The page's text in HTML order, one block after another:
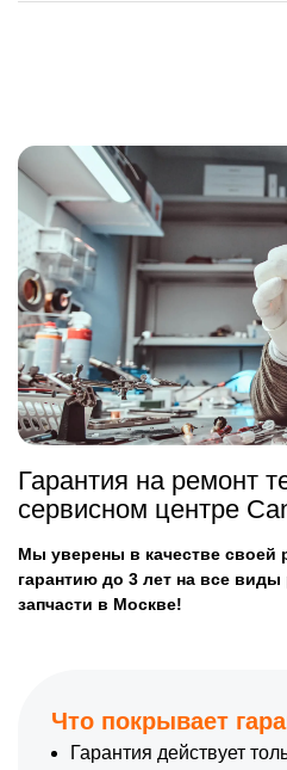
Гарантия на ремонт
сервисном центре
Мы уверены в качестве своей
гарантию до 3 лет на все
запчасти в Москве!
Что покрывает
Гарантия действует